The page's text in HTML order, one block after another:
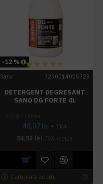
-12 %
Sano 7290014005723
DETERGENT DEGRESANT
SANO DG FORTE 4L
45,07 lei + TVA
54,53 lei TVA inclus
Cumpara acum